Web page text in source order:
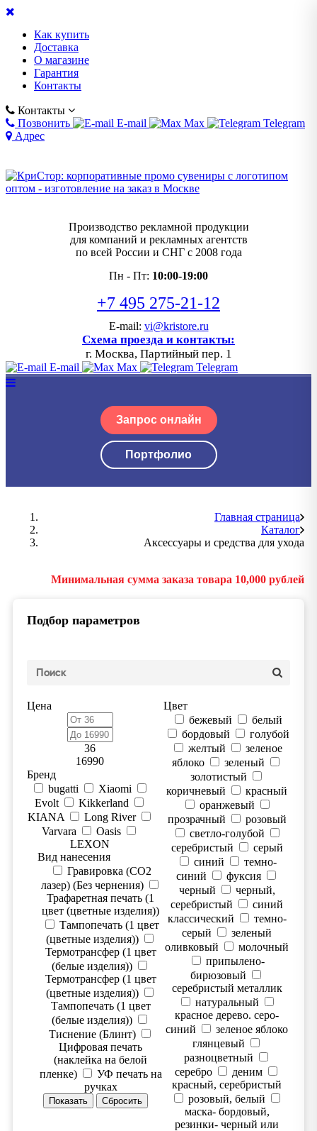
Как купить
Доставка
О магазине
Гарантия
Контакты
Контакты
Позвонить
E-mail Max
Telegram
Адрес
Производство рекламной продукции
для компаний и рекламных агентств
по всей России и СНГ с 2008 года
Пн - Пт: 10:00-19:00
+7 495 275-21-12
E-mail: vi@kristore.ru
Схема проезда и контакты:
г. Москва, Партийный пер. 1
E-mail Max Telegram
Запрос онлайн
Портфолио
Главная страница
Каталог
Аксессуары и средства для ухода
Минимальная сумма заказа товара 10,000 рублей
Подбор параметров
Цена
36
16990
Цвет
бежевый
белый
бордовый
голубой
желтый
зеленое
яблоко
зеленый
золотистый
коричневый
красный
оранжевый
прозрачный
розовый
светло-голубой
серебристый
серый
синий
темно-
синий
фуксия
черный
черный,
серебристый
синий
классический
темно-
серый
зеленый
оливковый
молочный
припылено-
бирюзовый
серебристый металлик
натуральный
красное дерево. серо-
синий
зеленое яблоко
глянцевый
разноцветный
серебро
деним
красный, серебристый
розовый, белый
маска- бордовый,
резинки- черный или
Бренд
bugatti
Xiaomi
Evolt
Kikkerland
KIANA
Long River
Varvara
Oasis
LEXON
Вид нанесения
Гравировка (CO2
лазер) (Без чернения)
Трафаретная печать (1
цвет (цветные изделия))
Тампопечать (1 цвет
(цветные изделия))
Термотрансфер (1 цвет
(белые изделия))
Термотрансфер (1 цвет
(цветные изделия))
Тампопечать (1 цвет
(белые изделия))
Тиснение (Блинт)
Цифровая печать
(наклейка на белой
пленке)
УФ печать на
ручках